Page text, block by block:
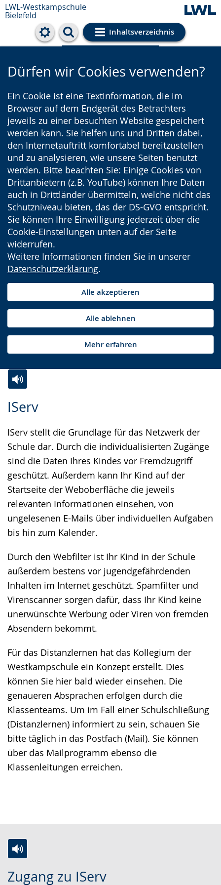
LWL-Westkampschule
Bielefeld
Inhaltsverzeichnis
Cookie-Einstellungen
Dürfen wir Cookies verwenden?
Ein Cookie ist eine Textinformation, die im
Browser auf dem Endgerät des Betrachters
jeweils zu einer besuchten Website gespeichert
werden kann. Sie helfen uns und Dritten dabei,
den Internetauftritt komfortabel bereitzustellen
und zu analysieren, wie unsere Seiten benutzt
werden. Bitte beachten Sie: Einige Cookies von
Drittanbietern (z.B. YouTube) können Ihre Daten
auch in Drittländer übermitteln, welche nicht das
Schutzniveau bieten, das der DS-GVO entspricht.
Sie können Ihre Einwilligung jederzeit über die
Cookie-Einstellungen unten auf der Seite
widerrufen.
Weitere Informationen finden Sie in unserer
Datenschutzerklärung.
Alle akzeptieren
Alle ablehnen
Mehr erfahren
IServ
IServ stellt die Grundlage für das Netzwerk der
Schule dar. Durch die individualisierten Zugänge
sind die Daten Ihres Kindes vor Fremdzugriff
geschützt. Außerdem kann Ihr Kind auf der
Startseite der Weboberfläche die jeweils
relevanten Informationen einsehen, von
ungelesenen E-Mails über individuellen Aufgaben
bis hin zum Kalender.
Durch den Webfilter ist Ihr Kind in der Schule
außerdem bestens vor jugendgefährdenden
Inhalten im Internet geschützt. Spamfilter und
Virenscanner sorgen dafür, dass Ihr Kind keine
unerwünschte Werbung oder Viren von fremden
Absendern bekommt.
Für das Distanzlernen hat das Kollegium der
Westkampschule ein Konzept erstellt. Dies
können Sie hier bald wieder einsehen. Die
genaueren Absprachen erfolgen durch die
Klassenteams. Um im Fall einer Schulschließung
(Distanzlernen) informiert zu sein, schauen Sie
bitte täglich in das Postfach (Mail). Sie können
über das Mailprogramm ebenso die
Klassenleitungen erreichen.
Leichten
wechseln.
Audio-
Video
Deutscher
Gebärdensprache
wird
angezeigt.
Zugang zu IServ
u
k
i